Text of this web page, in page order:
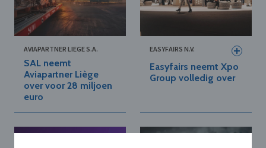
AVIAPARTNER LIEGE S.A.
SAL neemt
Aviapartner Liège
over voor 28 miljoen
euro
EASYFAIRS N.V.
Easyfairs neemt Xpo
Group volledig over